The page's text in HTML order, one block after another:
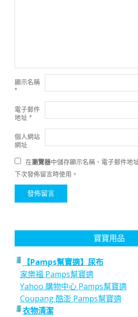
顯示名稱
*
電子郵件
地址 *
個人網站
網址
在瀏覽器中儲存顯示名稱、電子郵件地
下次發佈留言時使用。
寶寶用品
【Pamps幫寶適】尿布
家樂福 Pamps幫寶適
Yahoo 購物中心 Pamps幫寶適
Coupang 酷澎 Pamps幫寶適
衣物清潔